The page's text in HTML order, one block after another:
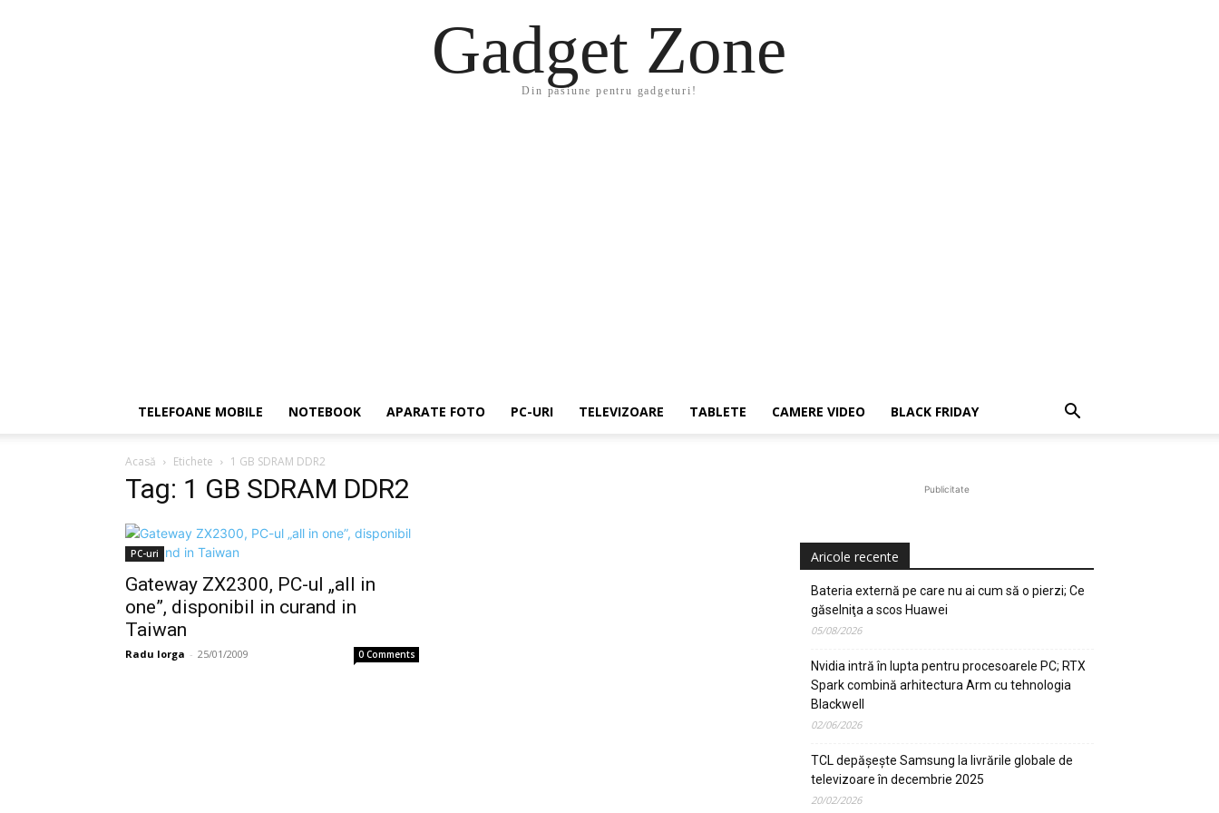
Gadget Zone
Din pasiune pentru gadgeturi!
TELEFOANE MOBILE NOTEBOOK APARATE FOTO PC-URI TELEVIZOARE TABLETE CAMERE VIDEO BLACK FRIDAY
Acasă Etichete 1 GB SDRAM DDR2
Tag: 1 GB SDRAM DDR2
PC-uri
Gateway ZX2300, PC-ul „all in
one”, disponibil in curand in
Taiwan
Radu Iorga - 25/01/2009 0 Comments
Publicitate
Aricole recente
Bateria externă pe care nu ai cum să o pierzi; Ce
găselniţa a scos Huawei
05/08/2026
Nvidia intră în lupta pentru procesoarele PC; RTX
Spark combină arhitectura Arm cu tehnologia
Blackwell
02/06/2026
TCL depășește Samsung la livrările globale de
televizoare în decembrie 2025
20/02/2026